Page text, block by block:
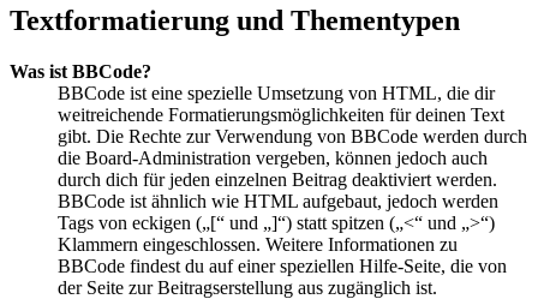
Textformatierung und Thementypen
Was ist BBCode?
BBCode ist eine spezielle Umsetzung von HTML, die dir
weitreichende Formatierungsmöglichkeiten für deinen Text
gibt. Die Rechte zur Verwendung von BBCode werden durch
die Board-Administration vergeben, können jedoch auch
durch dich für jeden einzelnen Beitrag deaktiviert werden.
BBCode ist ähnlich wie HTML aufgebaut, jedoch werden
Tags von eckigen („[“ und „]“) statt spitzen („<“ und „>“)
Klammern eingeschlossen. Weitere Informationen zu
BBCode findest du auf einer speziellen Hilfe-Seite, die von
der Seite zur Beitragserstellung aus zugänglich ist.